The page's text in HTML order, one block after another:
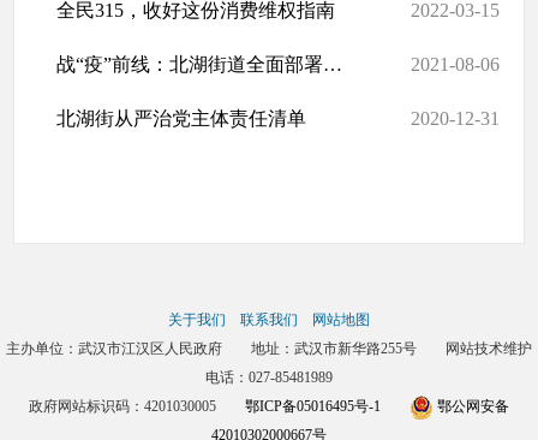
全民315，收好这份消费维权指南 2022-03-15
战“疫”前线：北湖街道全面部署疫情防控工作 2021-08-06
北湖街从严治党主体责任清单 2020-12-31
关于我们 联系我们
网站地图
主办单位：武汉市江汉区人民政府 地址：武汉市新华路255号 网站技术维护
电话：027-85481989
政府网站标识码：4201030005 鄂ICP备05016495号-1
鄂公网安备
42010302000667号